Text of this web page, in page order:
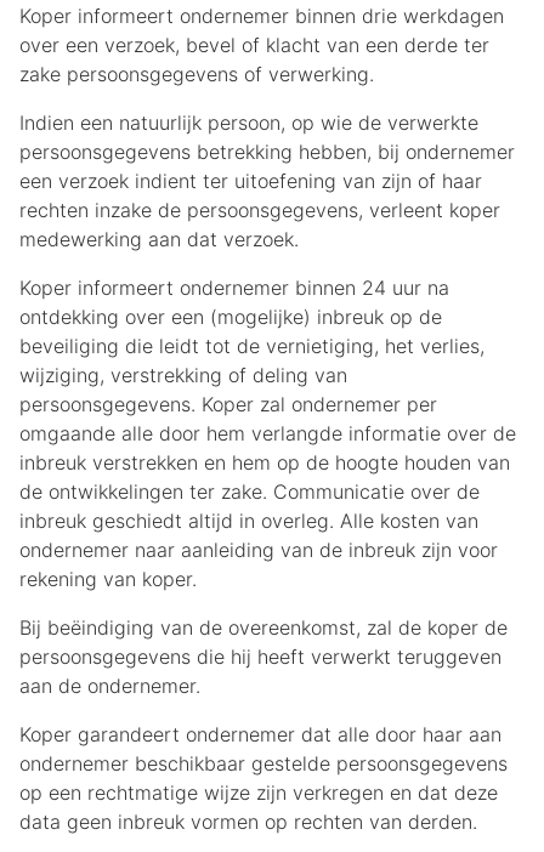
Koper informeert ondernemer binnen drie werkdagen
over een verzoek, bevel of klacht van een derde ter
zake persoonsgegevens of verwerking.
Indien een natuurlijk persoon, op wie de verwerkte
persoonsgegevens betrekking hebben, bij ondernemer
een verzoek indient ter uitoefening van zijn of haar
rechten inzake de persoonsgegevens, verleent koper
medewerking aan dat verzoek.
Koper informeert ondernemer binnen 24 uur na
ontdekking over een (mogelijke) inbreuk op de
beveiliging die leidt tot de vernietiging, het verlies,
wijziging, verstrekking of deling van
persoonsgegevens. Koper zal ondernemer per
omgaande alle door hem verlangde informatie over de
inbreuk verstrekken en hem op de hoogte houden van
de ontwikkelingen ter zake. Communicatie over de
inbreuk geschiedt altijd in overleg. Alle kosten van
ondernemer naar aanleiding van de inbreuk zijn voor
rekening van koper.
Bij beëindiging van de overeenkomst, zal de koper de
persoonsgegevens die hij heeft verwerkt teruggeven
aan de ondernemer.
Koper garandeert ondernemer dat alle door haar aan
ondernemer beschikbaar gestelde persoonsgegevens
op een rechtmatige wijze zijn verkregen en dat deze
data geen inbreuk vormen op rechten van derden.